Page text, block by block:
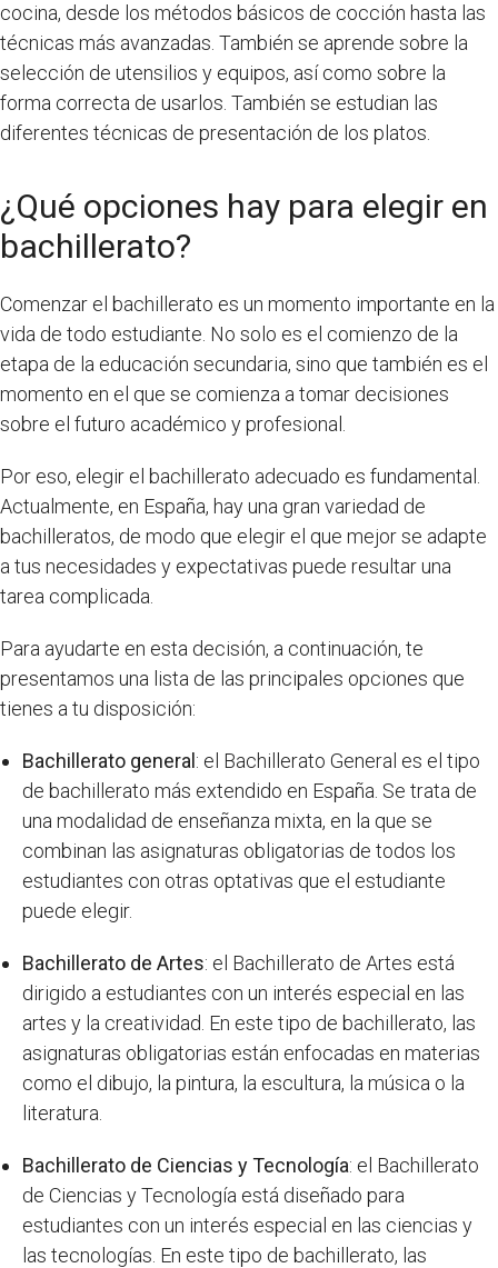
cocina, desde los métodos básicos de cocción hasta las
técnicas más avanzadas. También se aprende sobre la
selección de utensilios y equipos, así como sobre la
forma correcta de usarlos. También se estudian las
diferentes técnicas de presentación de los platos.
¿Qué opciones hay para elegir en
bachillerato?
Comenzar el bachillerato es un momento importante en la
vida de todo estudiante. No solo es el comienzo de la
etapa de la educación secundaria, sino que también es el
momento en el que se comienza a tomar decisiones
sobre el futuro académico y profesional.
Por eso, elegir el bachillerato adecuado es fundamental.
Actualmente, en España, hay una gran variedad de
bachilleratos, de modo que elegir el que mejor se adapte
a tus necesidades y expectativas puede resultar una
tarea complicada.
Para ayudarte en esta decisión, a continuación, te
presentamos una lista de las principales opciones que
tienes a tu disposición:
Bachillerato general : el Bachillerato General es el tipo
de bachillerato más extendido en España. Se trata de
una modalidad de enseñanza mixta, en la que se
combinan las asignaturas obligatorias de todos los
estudiantes con otras optativas que el estudiante
puede elegir.
Bachillerato de Artes: el Bachillerato de Artes está
dirigido a estudiantes con un interés especial en las
artes y la creatividad. En este tipo de bachillerato, las
asignaturas obligatorias están enfocadas en materias
como el dibujo, la pintura, la escultura, la música o la
literatura.
Bachillerato de Ciencias y Tecnología: el Bachillerato
de Ciencias y Tecnología está diseñado para
estudiantes con un interés especial en las ciencias y
las tecnologías. En este tipo de bachillerato, las